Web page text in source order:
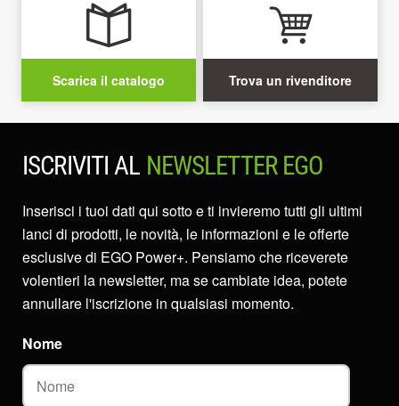
Scarica il catalogo Trova un rivenditore
ISCRIVITI AL NEWSLETTER EGO
Inserisci i tuoi dati qui sotto e ti invieremo tutti gli ultimi
lanci di prodotti, le novità, le informazioni e le offerte
esclusive di EGO Power+. Pensiamo che riceverete
volentieri la newsletter, ma se cambiate idea, potete
annullare l'iscrizione in qualsiasi momento.
Nome